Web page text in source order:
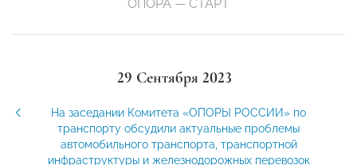
ОПОРА — СТАРТ
29 Сентября 2023
На заседании Комитета «ОПОРЫ РОССИИ» по
транспорту обсудили актуальные проблемы
автомобильного транспорта, транспортной
инфраструктуры и железнодорожных перевозок